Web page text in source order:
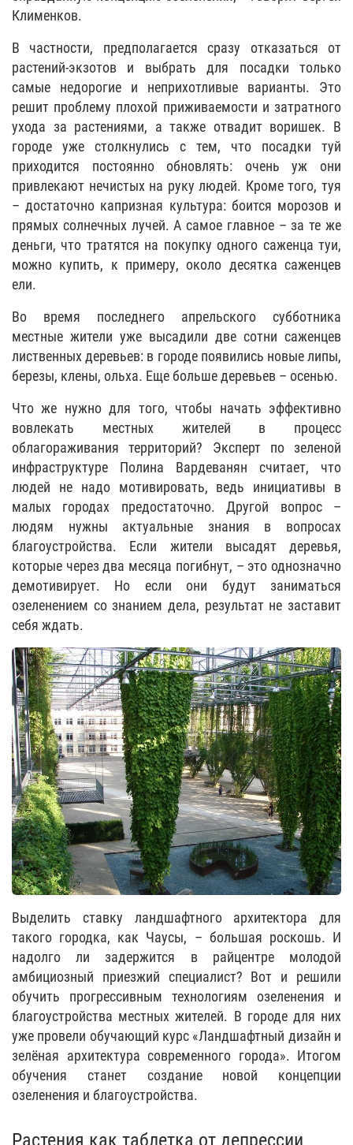
Клименков.
В частности, предполагается сразу отказаться от
растений-экзотов и выбрать для посадки только
самые недорогие и неприхотливые варианты. Это
решит проблему плохой приживаемости и затратного
ухода за растениями, а также отвадит воришек. В
городе уже столкнулись с тем, что посадки туй
приходится постоянно обновлять: очень уж они
привлекают нечистых на руку людей. Кроме того, туя
– достаточно капризная культура: боится морозов и
прямых солнечных лучей. А самое главное – за те же
деньги, что тратятся на покупку одного саженца туи,
можно купить, к примеру, около десятка саженцев
ели.
Во время последнего апрельского субботника
местные жители уже высадили две сотни саженцев
лиственных деревьев: в городе появились новые липы,
березы, клены, ольха. Еще больше деревьев – осенью.
Что же нужно для того, чтобы начать эффективно
вовлекать местных жителей в процесс
облагораживания территорий? Эксперт по зеленой
инфраструктуре Полина Вардеванян считает, что
людей не надо мотивировать, ведь инициативы в
малых городах предостаточно. Другой вопрос –
людям нужны актуальные знания в вопросах
благоустройства. Если жители высадят деревья,
которые через два месяца погибнут, – это однозначно
демотивирует. Но если они будут заниматься
озеленением со знанием дела, результат не заставит
себя ждать.
Выделить ставку ландшафтного архитектора для
такого городка, как Чаусы, – большая роскошь. И
надолго ли задержится в райцентре молодой
амбициозный приезжий специалист? Вот и решили
обучить прогрессивным технологиям озеленения и
благоустройства местных жителей. В городе для них
уже провели обучающий курс «Ландшафтный дизайн и
зелёная архитектура современного города». Итогом
обучения станет создание новой концепции
озеленения и благоустройства.
Растения как таблетка от депрессии